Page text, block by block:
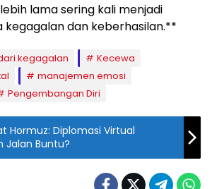
lama sering kali menjadi
dan keberhasilan.**
kegagalan
Kecewa
manajemen emosi
Pengembangan Diri
Hormuz: Diplomasi Virtual
Jalan Buntu?